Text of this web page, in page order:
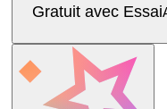
Gratuit avec Essai